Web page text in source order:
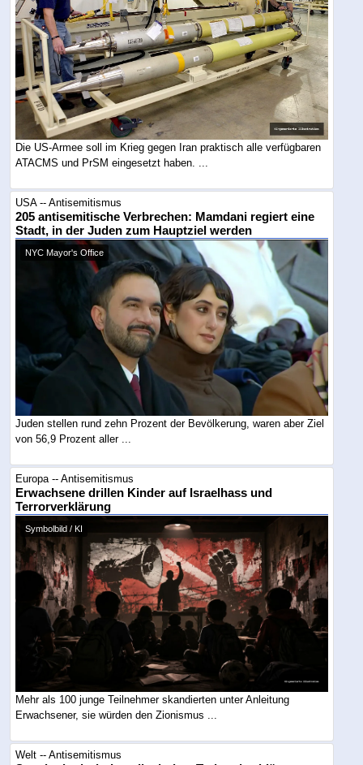
Die US-Armee soll im Krieg gegen Iran praktisch alle verfügbaren
ATACMS und PrSM eingesetzt haben. ...
USA -- Antisemitismus
205 antisemitische Verbrechen: Mamdani regiert eine
Stadt, in der Juden zum Hauptziel werden
NYC Mayor's Office
Juden stellen rund zehn Prozent der Bevölkerung, waren aber Ziel
von 56,9 Prozent aller ...
Europa -- Antisemitismus
Erwachsene drillen Kinder auf Israelhass und
Terrorverklärung
Symbolbild / KI
Mehr als 100 junge Teilnehmer skandierten unter Anleitung
Erwachsener, sie würden den Zionismus ...
Welt -- Antisemitismus